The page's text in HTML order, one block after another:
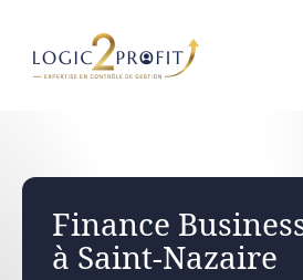
contenu
Finance
à Saint-Nazaire